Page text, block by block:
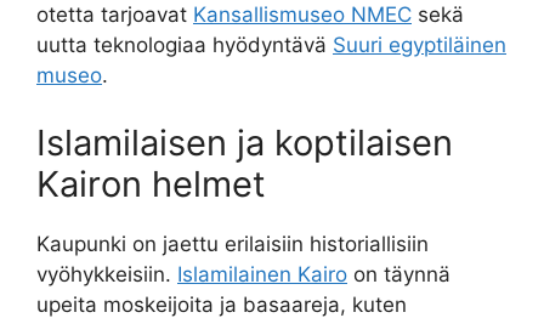
otetta tarjoavat Kansallismuseo NMEC sekä
uutta teknologiaa hyödyntävä Suuri egyptiläinen
museo.
Islamilaisen ja koptilaisen
Kairon helmet
Kaupunki on jaettu erilaisiin historiallisiin
vyöhykkeisiin. Islamilainen Kairo on täynnä
upeita moskeijoita ja basaareja, kuten